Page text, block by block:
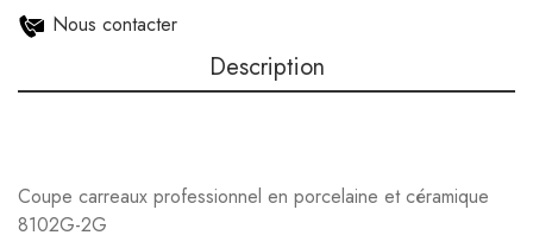
Nous contacter
Description
Coupe carreaux professionnel en porcelaine et céramique
8102G-2G